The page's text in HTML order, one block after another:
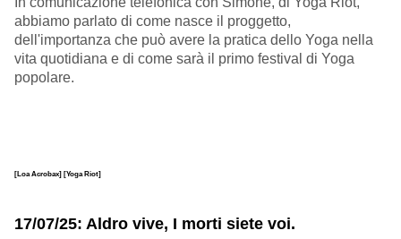
abbiamo parlato di come nasce il proggetto,
dell'importanza che può avere la pratica dello Yoga nella
vita quotidiana e di come sarà il primo festival di Yoga
popolare.
[Loa Acrobax] [Yoga Riot]
17/07/25: Aldro vive, I morti siete voi.